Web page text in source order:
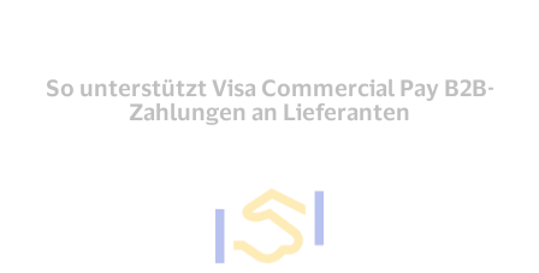
So unterstützt Visa Commercial Pay B2B-
Zahlungen an Lieferanten